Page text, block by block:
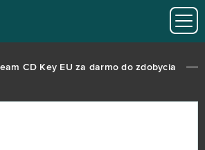
CD Key EU za darmo do zdobycia